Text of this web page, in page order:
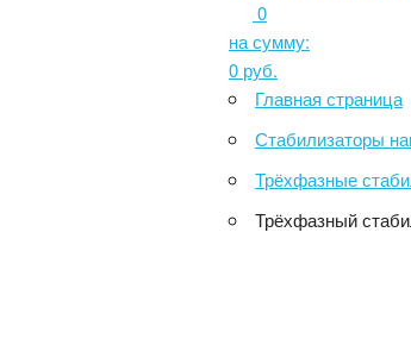
0
на сумму:
0 руб.
Главная страница
Стабилизаторы
Трёхфазные
Трёхфазный